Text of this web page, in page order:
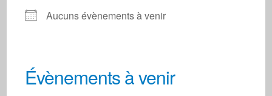
Aucuns évènements à venir
Évènements à venir